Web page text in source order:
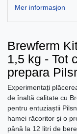
Mer informasjon
Brewferm
1,5 kg - Tot
prepara
Experimentați
de înaltă calitate cu
pentru entuziaștii
hamei răcoritor și o
până la 12 litri de